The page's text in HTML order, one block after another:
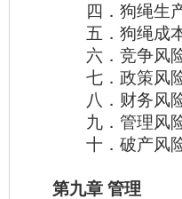
四．狗绳生产
五．狗绳成本
六．竞争风
七．政策风
八．财务风
九．管理风
十．破产风
第九章 管理